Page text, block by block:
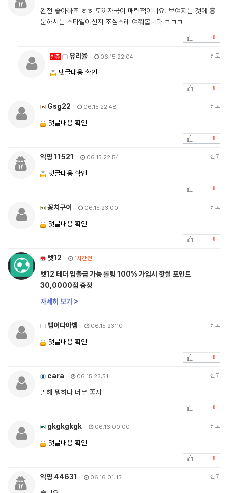
완전 좋아하죠 ㅎㅎ 도끼자국이 매력적이네요. 보여지는 것에 흥
분하시는 스타일이신지 조심스레 여쭤봅니다 ㅋㅋㅋ
0
인증 유리율 06.15 22:04 신고
댓글내용 확인
0
Gsg22 06.15 22:48 신고
댓글내용 확인
0
익명 11521 06.15 22:54 신고
댓글내용 확인
0
꽁치구이 06.15 23:00 신고
댓글내용 확인
0
벳12 1시간전
벳12 테더 입출금 가능 롤링 100% 가입시 핫썰 포인트
30,0000점 증정
자세히 보기 >
뱀이다아뱀 06.15 23:10 신고
댓글내용 확인
0
cara 06.15 23:51 신고
말해 뭐하나 너무 좋지
0
gkgkgkgk 06.16 00:00 신고
댓글내용 확인
0
익명 44631 06.16 01:13 신고